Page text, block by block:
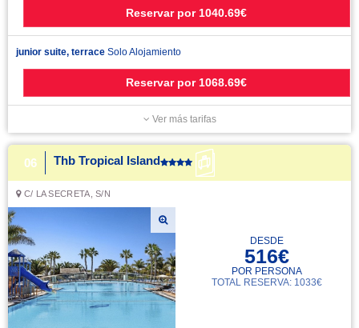
Reservar por 1040.69€
junior suite, terrace Solo Alojamiento
Reservar por 1068.69€
Ver más tarifas
06 Thb Tropical Island
C/ LA SECRETA, S/N
DESDE
516€
POR PERSONA
TOTAL RESERVA: 1033€